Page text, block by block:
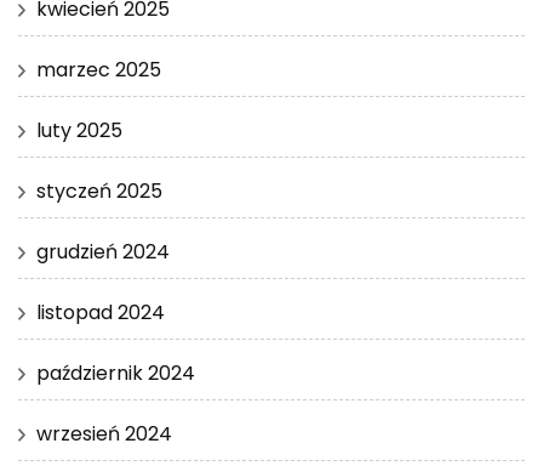
kwiecień 2025
marzec 2025
luty 2025
styczeń 2025
grudzień 2024
listopad 2024
październik 2024
wrzesień 2024